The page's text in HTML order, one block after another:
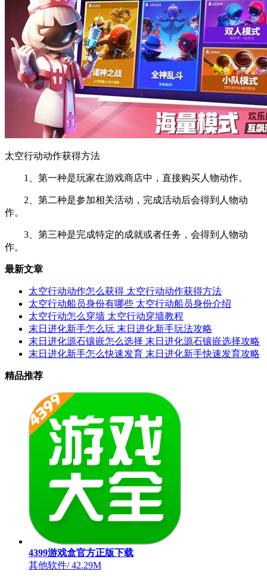
太空行动动作获得方法
1、第一种是玩家在游戏商店中，直接购买人物动作。
2、第二种是参加相关活动，完成活动后会得到人物动
作。
3、第三种是完成特定的成就或者任务，会得到人物动
作。
最新文章
太空行动动作怎么获得 太空行动动作获得方法
太空行动船员身份有哪些 太空行动船员身份介绍
太空行动怎么穿墙 太空行动穿墙教程
末日进化新手怎么玩 末日进化新手玩法攻略
末日进化源石镶嵌怎么选择 末日进化源石镶嵌选择攻略
末日进化新手怎么快速发育 末日进化新手快速发育攻略
精品推荐
4399游戏盒官方正版下载
其他软件/42.29M